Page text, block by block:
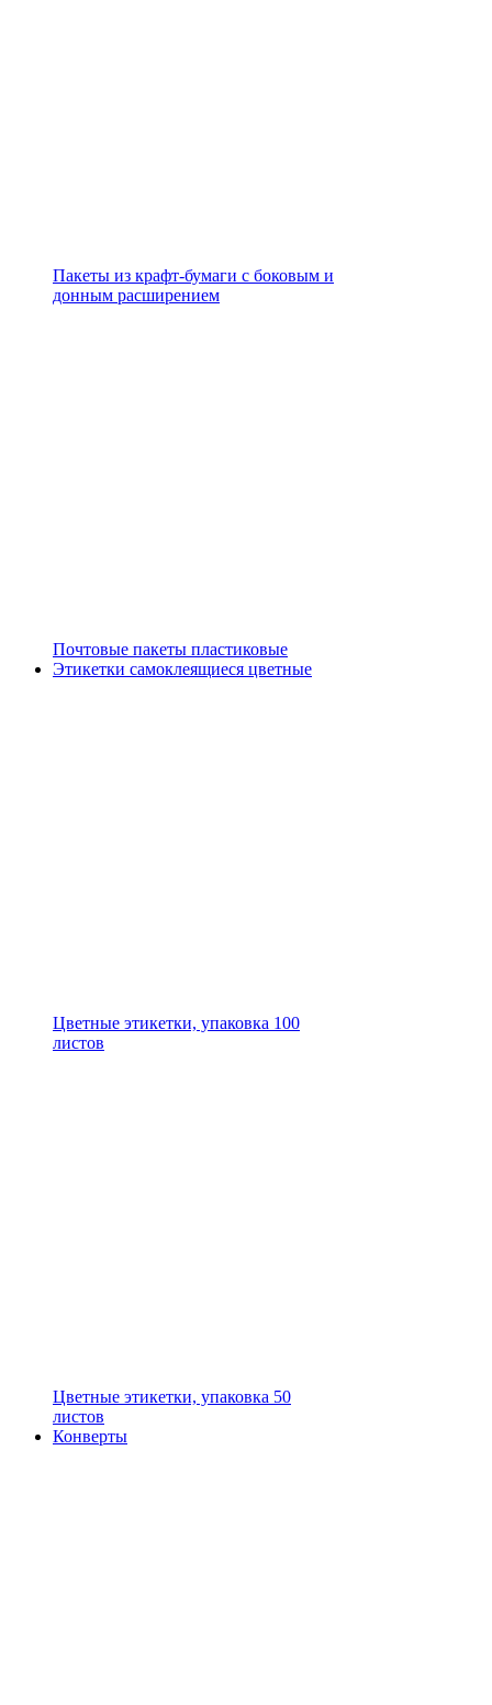
Пакеты из крафт-бумаги с боковым и
донным расширением
Почтовые пакеты пластиковые
Этикетки самоклеящиеся цветные
Цветные этикетки, упаковка 100
листов
Цветные этикетки, упаковка 50
листов
Конверты